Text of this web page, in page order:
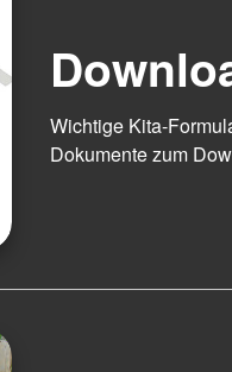
Wichtige Kita-
Dokumente zum